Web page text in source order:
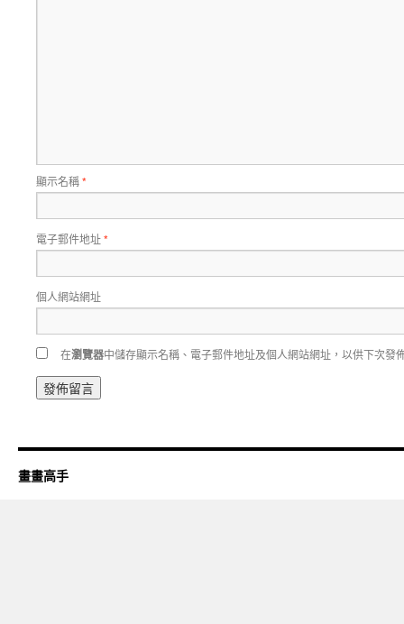
顯示名稱*
電子郵件地址*
個人網站網址
在瀏覽器中儲存顯示名稱、電子郵件地址及個人網站網址，以供下次發
畫畫高手